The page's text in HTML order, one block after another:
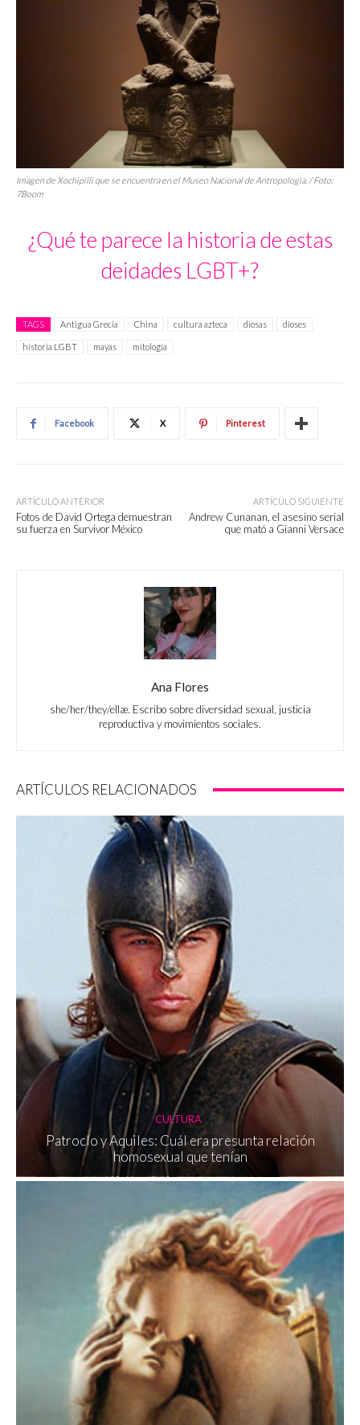
Imagen de Xochipilli que se encuentra en el Museo Nacional de Antropología. / Foto:
7Boom
¿Qué te parece la historia de estas
deidades LGBT+?
TAGS Antigua Grecia China cultura azteca diosas dioses
historia LGBT mayas mitología
Facebook X Pinterest
ARTÍCULO ANTERIOR
Fotos de David Ortega demuestran
su fuerza en Survivor México
ARTÍCULO SIGUIENTE
Andrew Cunanan, el asesino serial
que mató a Gianni Versace
Ana Flores
she/her/they/ellæ. Escribo sobre diversidad sexual, justicia
reproductiva y movimientos sociales.
ARTÍCULOS RELACIONADOS
CULTURA
Patroclo y Aquiles: Cuál era presunta relación
homosexual que tenían